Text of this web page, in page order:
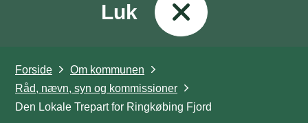
Luk
Forside
Om kommunen
Råd, nævn, syn og kommissioner
Den Lokale Trepart for Ringkøbing Fjord